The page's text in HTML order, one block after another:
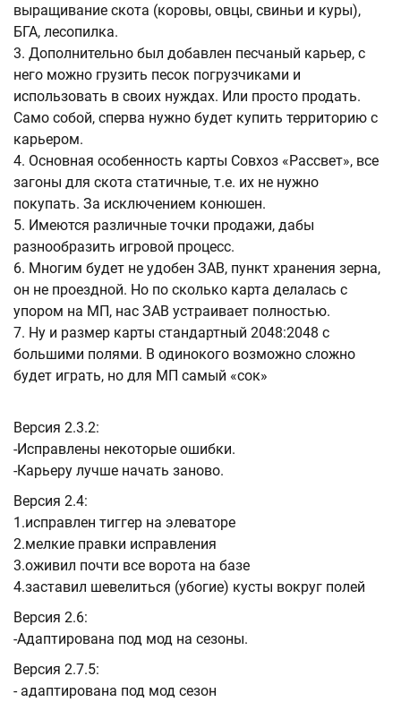
выращивание скота (коровы, овцы, свиньи и куры),
БГА, лесопилка.
3. Дополнительно был добавлен песчаный карьер, с
него можно грузить песок погрузчиками и
использовать в своих нуждах. Или просто продать.
Само собой, сперва нужно будет купить территорию с
карьером.
4. Основная особенность карты Совхоз «Рассвет», все
загоны для скота статичные, т.е. их не нужно
покупать. За исключением конюшен.
5. Имеются различные точки продажи, дабы
разнообразить игровой процесс.
6. Многим будет не удобен ЗАВ, пункт хранения зерна,
он не проездной. Но по сколько карта делалась с
упором на МП, нас ЗАВ устраивает полностью.
7. Ну и размер карты стандартный 2048:2048 с
большими полями. В одинокого возможно сложно
будет играть, но для МП самый «сок»
Версия 2.3.2:
-Исправлены некоторые ошибки.
-Карьеру лучше начать заново.
Версия 2.4:
1.исправлен тиггер на элеваторе
2.мелкие правки исправления
3.оживил почти все ворота на базе
4.заставил шевелиться (убогие) кусты вокруг полей
Версия 2.6:
-Адаптирована под мод на сезоны.
Версия 2.7.5:
- адаптирована под мод сезон